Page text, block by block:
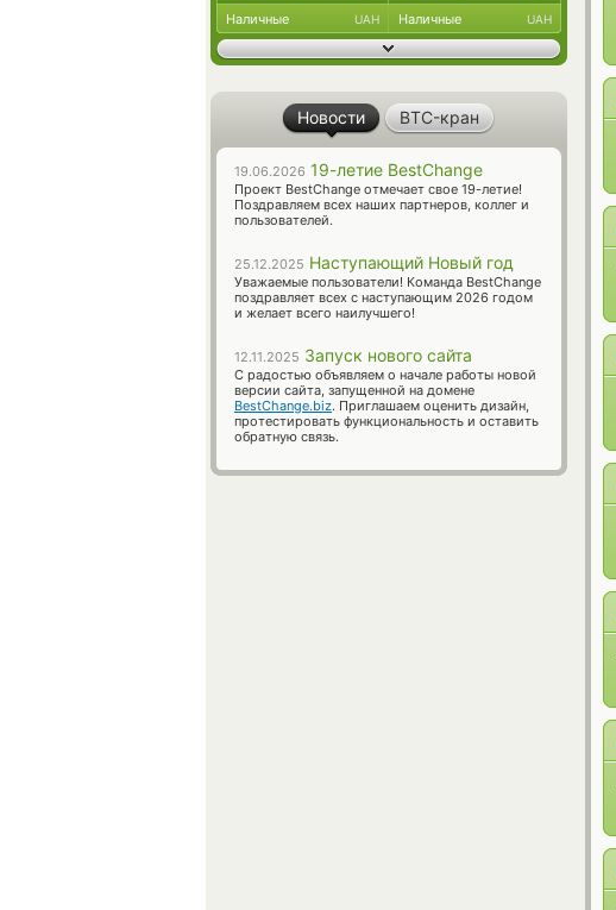
Наличные UAH Наличные UAH
Новости BTC-кран
19.06.2026 19-летие BestChange
Проект BestChange отмечает свое 19-летие!
Поздравляем всех наших партнеров, коллег и
пользователей.
25.12.2025 Наступающий Новый год
Уважаемые пользователи! Команда BestChange
поздравляет всех с наступающим 2026 годом
и желает всего наилучшего!
12.11.2025 Запуск нового сайта
С радостью объявляем о начале работы новой
версии сайта, запущенной на домене
BestChange.biz. Приглашаем оценить дизайн,
протестировать функциональность и оставить
обратную связь.